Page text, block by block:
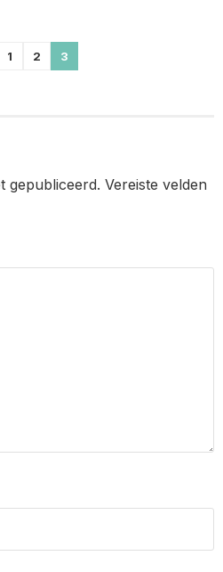
1 2 3
gepubliceerd. Vereiste velden